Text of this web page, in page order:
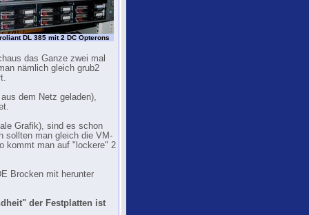
DL 385 mit 2 DC Opterons
das Ganze zwei mal
nämlich gleich grub2
dem Netz geladen),
Grafik), sind es schon
sollten man gleich die VM-
kommt man auf "lockere" 2
Brocken mit herunter
der Festplatten ist